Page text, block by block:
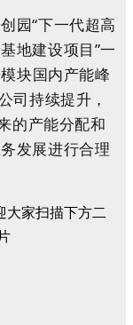
园“下一代超高
地建设项目”一
块国内产能峰
司持续提升，
的产能分配和
发展进行合理
大家扫描下方二